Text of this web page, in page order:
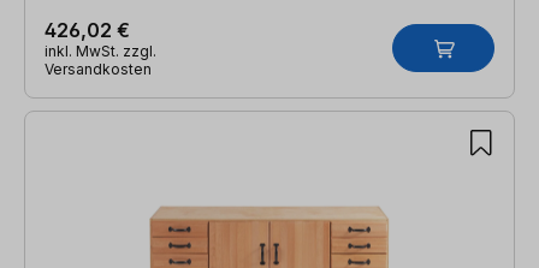
426,02 €
inkl. MwSt. zzgl.
Versandkosten